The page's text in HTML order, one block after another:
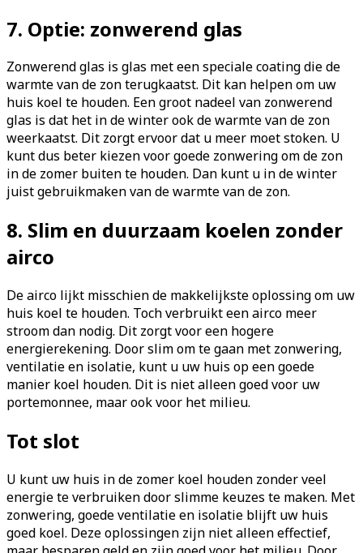
7. Optie: zonwerend glas
Zonwerend glas is glas met een speciale coating die de
warmte van de zon terugkaatst. Dit kan helpen om uw
huis koel te houden. Een groot nadeel van zonwerend
glas is dat het in de winter ook de warmte van de zon
weerkaatst. Dit zorgt ervoor dat u meer moet stoken. U
kunt dus beter kiezen voor goede zonwering om de zon
in de zomer buiten te houden. Dan kunt u in de winter
juist gebruikmaken van de warmte van de zon.
8. Slim en duurzaam koelen zonder
airco
De airco lijkt misschien de makkelijkste oplossing om uw
huis koel te houden. Toch verbruikt een airco meer
stroom dan nodig. Dit zorgt voor een hogere
energierekening. Door slim om te gaan met zonwering,
ventilatie en isolatie, kunt u uw huis op een goede
manier koel houden. Dit is niet alleen goed voor uw
portemonnee, maar ook voor het milieu.
Tot slot
U kunt uw huis in de zomer koel houden zonder veel
energie te verbruiken door slimme keuzes te maken. Met
zonwering, goede ventilatie en isolatie blijft uw huis
goed koel. Deze oplossingen zijn niet alleen effectief,